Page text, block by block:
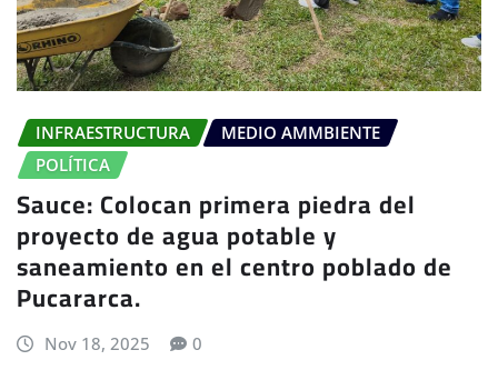
INFRAESTRUCTURA
MEDIO AMMBIENTE
POLÍTICA
Sauce: Colocan primera piedra del
proyecto de agua potable y
saneamiento en el centro poblado de
Pucararca.
Nov 18, 2025 0